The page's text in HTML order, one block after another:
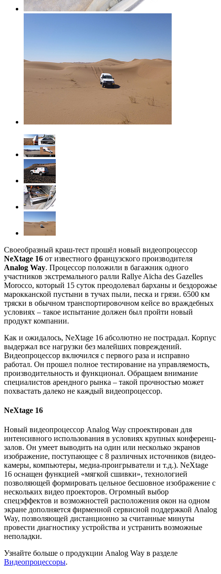
Своеобразный краш-тест прошёл новый видеопроцессор
NeXtage 16 от известного французского производителя
Analog Way. Процессор положили в багажник одного
участников экстремального ралли Rallye Aïcha des Gazelles
Morocco, который 15 суток преодолевал барханы и бездорожье
марокканской пустыни в тучах пыли, песка и грязи. 6500 км
тряски в обычном транспортировочном кейсе во враждебных
условиях – такое испытание должен был пройти новый
продукт компании.
Как и ожидалось, NeXtage 16 абсолютно не пострадал. Корпус
выдержал все нагрузки без малейших повреждений.
Видеопроцессор включился с первого раза и исправно
работал. Он прошел полное тестирование на управляемость,
производительность и функционал. Обращаем внимание
специалистов арендного рынка – такой прочностью может
похвастать далеко не каждый видеопроцессор.
NeXtage 16
Новый видеопроцессор Analog Way спроектирован для
интенсивного использования в условиях крупных конференц-
залов. Он умеет выводить на один или несколько экранов
изображение, поступающее с 8 различных источников (видео-
камеры, компьютеры, медиа-проигрыватели и т.д.). NeXtage
16 оснащен функцией «мягкой сшивки», технологией
позволяющей формировать цельное бесшовное изображение с
нескольких видео проекторов. Огромный выбор
спецэффектов и возможностей расположения окон на одном
экране дополняется фирменной сервисной поддержкой Analog
Way, позволяющей дистанционно за считанные минуты
провести диагностику устройства и устранить возможные
неполадки.
Узнайте больше о продукции Analog Way в разделе
Видеопроцессоры.